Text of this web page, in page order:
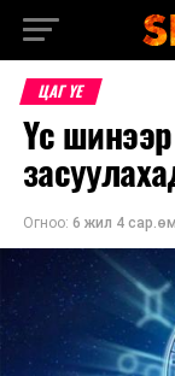
ЦАГ ҮЕ
Үс
Огноо: 6 жил 4